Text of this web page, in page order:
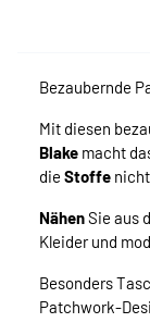
Bezaubernde
Mit diesen
Blake macht
die Stoffe
NähenSie aus
Kleider und
Besonders
Patchwork-